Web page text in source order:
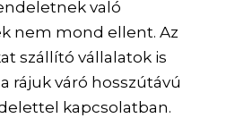
való
nem mond ellent. Az
szállító vállalatok is
rájuk váró hosszútávú
kapcsolatban.